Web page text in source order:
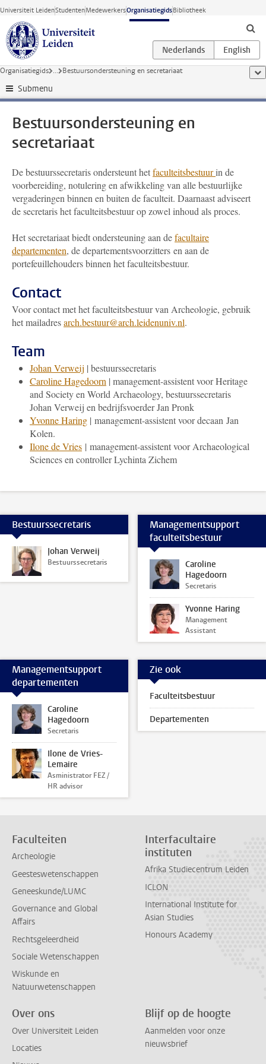
Ga direct naar de inhoud
Universiteit LeidenStudentenMedewerkersOrganisatiegidsBibliotheek
Organisatiegids ... Bestuursondersteuning en secretariaat
Submenu
Bestuursondersteuning en
secretariaat
De bestuurssecretaris ondersteunt hetfaculteitsbestuurin de
voorbereiding, notulering en afwikkeling van alle bestuurlijke
vergaderingen binnen en buiten de faculteit. Daarnaast adviseert
de secretaris het faculteitsbestuur op zowel inhoud als proces.
Het secretariaat biedt ondersteuning aan defacultaire
departementen, de departementsvoorzitters en aan de
portefeuillehouders binnen het faculteitsbestuur.
Contact
Voor contact met het faculteitsbestuur van Archeologie, gebruik
het mailadresarch.bestuur@arch.leidenuniv.nl.
Team
Johan Verweij | bestuurssecretaris
Caroline Hagedoorn | management-assistent voor Heritage
and Society en World Archaeology, bestuurssecretaris
Johan Verweij en bedrijfsvoerder Jan Pronk
Yvonne Haring | management-assistent voor decaan Jan
Kolen.
Ilone de Vries | management-assistent voor Archaeological
Sciences en controller Lychinta Zichem
Bestuurssecretaris
Johan Verweij
Bestuurssecretaris
Managementsupport
faculteitsbestuur
Caroline
Hagedoorn
Secretaris
Yvonne Haring
Management
Assistant
Managementsupport
departementen
Caroline
Hagedoorn
Secretaris
Ilone de Vries-
Lemaire
Asministrator FEZ /
HR advisor
Zie ook
Faculteitsbestuur
Departementen
Faculteiten
Archeologie
Geesteswetenschappen
Geneeskunde/LUMC
Governance and Global
Affairs
Rechtsgeleerdheid
Sociale Wetenschappen
Wiskunde en
Natuurwetenschappen
Interfacultaire
instituten
Afrika Studiecentrum Leiden
ICLON
International Institute for
Asian Studies
Honours Academy
Over ons
Over Universiteit Leiden
Locaties
Blijf op de hoogte
Aanmelden voor onze
nieuwsbrief